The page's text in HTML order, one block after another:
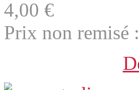
4,00 €
Prix non remisé :